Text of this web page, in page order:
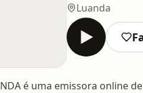
Luanda
é uma emissora online